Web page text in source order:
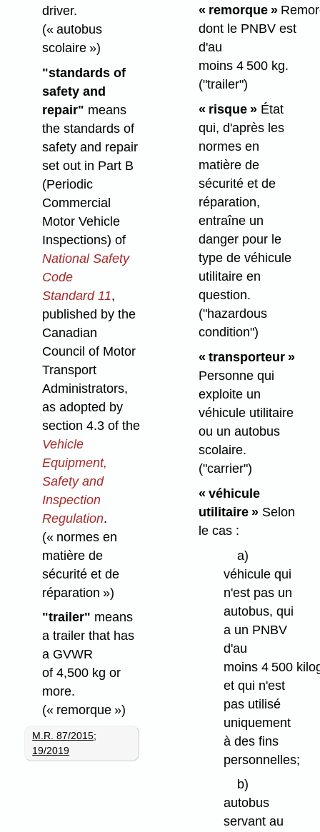
driver.
(« autobus
scolaire »)
"standards of
safety and
repair" means
the standards of
safety and repair
set out in Part B
(Periodic
Commercial
Motor Vehicle
Inspections) of
National Safety
Code
Standard 11,
published by the
Canadian
Council of Motor
Transport
Administrators,
as adopted by
section 4.3 of the
Vehicle
Equipment,
Safety and
Inspection
Regulation.
(« normes en
matière de
sécurité et de
réparation »)
"trailer" means
a trailer that has
a GVWR
of 4,500 kg or
more.
(« remorque »)
M.R. 87/2015;
19/2019
« remorque »
dont le PNBV est
d'au
moins 4 500 kg.
("trailer")
« risque »État
qui, d'après les
normes en
matière de
sécurité et de
réparation,
entraîne un
danger pour le
type de véhicule
utilitaire en
question.
("hazardous
condition")
« transporteur »
Personne qui
exploite un
véhicule utilitaire
ou un autobus
scolaire.
("carrier")
« véhicule
utilitaire » Selon
le cas :
a)
véhicule qui
n'est pas un
autobus, qui
a un PNBV
d'au
moins 4 500
et qui n'est
pas utilisé
uniquement
à des fins
personnelles;
b)
autobus
servant au